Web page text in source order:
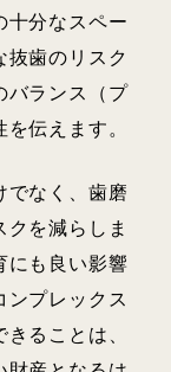
十分なスペー
抜歯のリスク
バランス（プ
伝えます。
でなく、歯磨
を減らしま
にも良い影響
ンプレックス
ることは、